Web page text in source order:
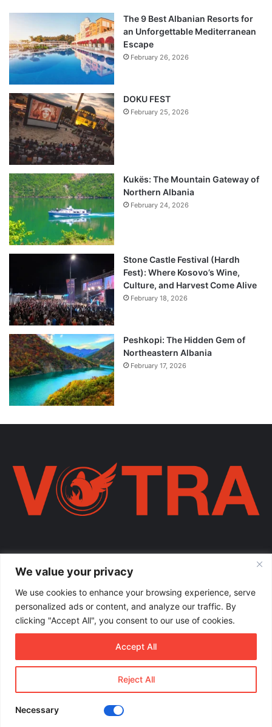
We value your privacy
We use cookies to enhance your browsing experience, serve
personalized ads or content, and analyze our traffic. By
clicking "Accept All", you consent to our use of cookies.
Reject All
Accept All
Necessary
The 9 Best Albanian Resorts for
an Unforgettable Mediterranean
Escape
February 26, 2026
DOKU FEST
February 25, 2026
Kukës: The Mountain Gateway of
Northern Albania
February 24, 2026
Stone Castle Festival (Hardh
Fest): Where Kosovo’s Wine,
Culture, and Harvest Come Alive
February 18, 2026
Peshkopi: The Hidden Gem of
Northeastern Albania
February 17, 2026
mëmëdhe e të shpërndarë nëpër botë; një familje ku çdo brez ka
Enter
your
© Copyright 2026, All Rights Reserved |